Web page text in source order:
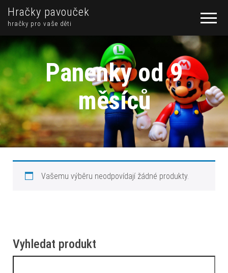
Hračky pavouček
hračky pro vaše děti
Panenky od 9
měsíců
Vašemu výběru neodpovídají žádné produkty.
Vyhledat produkt